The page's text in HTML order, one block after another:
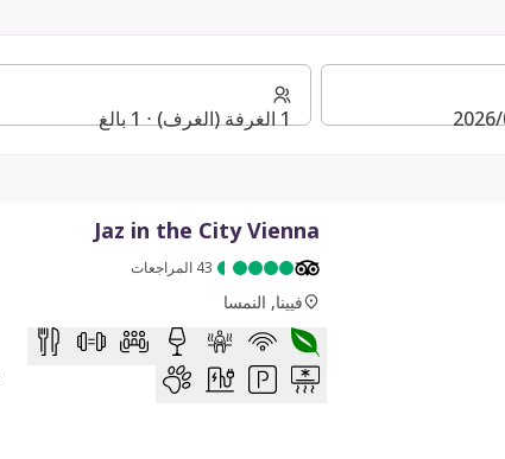
1 الغرفة (الغرف) ⋅ 1 بالغ
Jaz in the City Vienna
43 المراجعات
فيينا, النمسا